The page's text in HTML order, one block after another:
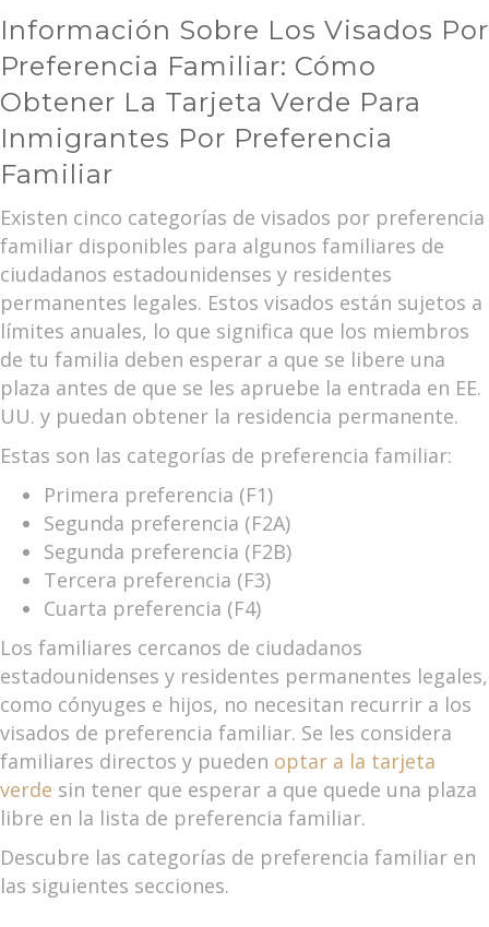
Información Sobre Los Visados Por
Preferencia Familiar: Cómo
Obtener La Tarjeta Verde Para
Inmigrantes Por Preferencia
Familiar
Existen cinco categorías de visados por preferencia
familiar disponibles para algunos familiares de
ciudadanos estadounidenses y residentes
permanentes legales. Estos visados están sujetos a
límites anuales, lo que significa que los miembros
de tu familia deben esperar a que se libere una
plaza antes de que se les apruebe la entrada en EE.
UU. y puedan obtener la residencia permanente.
Estas son las categorías de preferencia familiar:
Primera preferencia (F1)
Segunda preferencia (F2A)
Segunda preferencia (F2B)
Tercera preferencia (F3)
Cuarta preferencia (F4)
Los familiares cercanos de ciudadanos
estadounidenses y residentes permanentes legales,
como cónyuges e hijos, no necesitan recurrir a los
visados de preferencia familiar. Se les considera
familiares directos y pueden optar a la tarjeta
verde sin tener que esperar a que quede una plaza
libre en la lista de preferencia familiar.
Descubre las categorías de preferencia familiar en
las siguientes secciones.